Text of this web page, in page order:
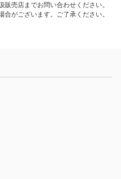
販売店までお問い合わせください。
合がございます。ご了承ください。